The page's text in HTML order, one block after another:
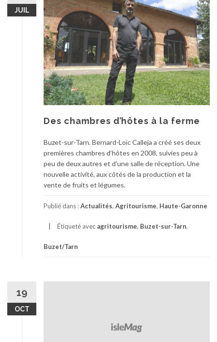
JUIL
Des chambres d’hôtes à la ferme
Buzet-sur-Tarn. Bernard-Loïc Calleja a créé ses deux
premières chambres d’hôtes en 2008, suivies peu à
peu de deux autres et d’une salle de réception. Une
nouvelle activité, aux côtés de la production et la
vente de fruits et légumes.
Publié dans :Actualités, Agritourisme, Haute-Garonne
Étiqueté avec agritourisme, Buzet-sur-Tarn,
Buzet/Tarn
19
OCT